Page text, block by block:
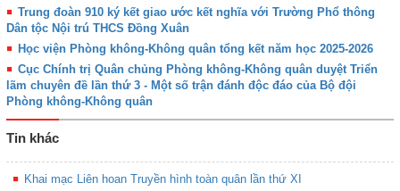
Trung đoàn 910 ký kết giao ước kết nghĩa với Trường Phổ thông
Dân tộc Nội trú THCS Đồng Xuân
Học viện Phòng không-Không quân tổng kết năm học 2025-2026
Cục Chính trị Quân chủng Phòng không-Không quân duyệt Triển
lãm chuyên đề lần thứ 3 - Một số trận đánh độc đáo của Bộ đội
Phòng không-Không quân
Tin khác
Khai mạc Liên hoan Truyền hình toàn quân lần thứ XI